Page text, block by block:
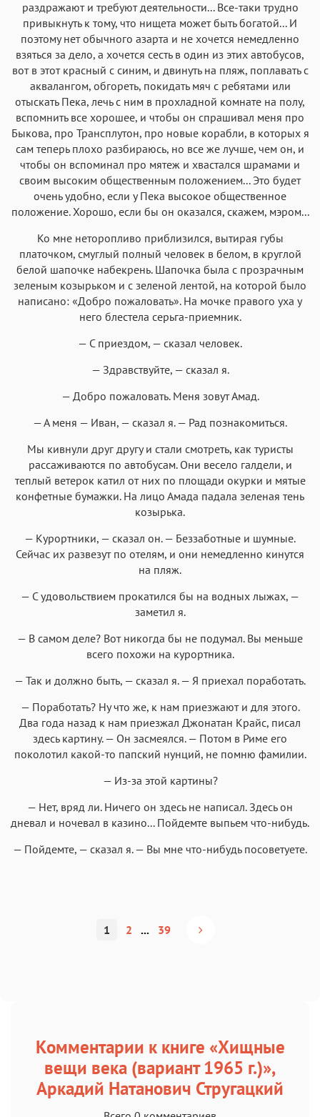
раздражают и требуют деятельности... Все-таки трудно
привыкнуть к тому, что нищета может быть богатой... И
поэтому нет обычного азарта и не хочется немедленно
взяться за дело, а хочется сесть в один из этих автобусов,
вот в этот красный с синим, и двинуть на пляж, поплавать с
аквалангом, обгореть, покидать мяч с ребятами или
отыскать Пека, лечь с ним в прохладной комнате на полу,
вспомнить все хорошее, и чтобы он спрашивал меня про
Быкова, про Трансплутон, про новые корабли, в которых я
сам теперь плохо разбираюсь, но все же лучше, чем он, и
чтобы он вспоминал про мятеж и хвастался шрамами и
своим высоким общественным положением... Это будет
очень удобно, если у Пека высокое общественное
положение. Хорошо, если бы он оказался, скажем, мэром...
Ко мне неторопливо приблизился, вытирая губы
платочком, смуглый полный человек в белом, в круглой
белой шапочке набекрень. Шапочка была с прозрачным
зеленым козырьком и с зеленой лентой, на которой было
написано: «Добро пожаловать». На мочке правого уха у
него блестела серьга-приемник.
— С приездом, — сказал человек.
— Здравствуйте, — сказал я.
— Добро пожаловать. Меня зовут Амад.
— А меня — Иван, — сказал я. — Рад познакомиться.
Мы кивнули друг другу и стали смотреть, как туристы
рассаживаются по автобусам. Они весело галдели, и
теплый ветерок катил от них по площади окурки и мятые
конфетные бумажки. На лицо Амада падала зеленая тень
козырька.
— Курортники, — сказал он. — Беззаботные и шумные.
Сейчас их развезут по отелям, и они немедленно кинутся
на пляж.
— С удовольствием прокатился бы на водных лыжах, —
заметил я.
— В самом деле? Вот никогда бы не подумал. Вы меньше
всего похожи на курортника.
— Так и должно быть, — сказал я. — Я приехал поработать.
— Поработать? Ну что же, к нам приезжают и для этого.
Два года назад к нам приезжал Джонатан Крайс, писал
здесь картину. — Он засмеялся. — Потом в Риме его
поколотил какой-то папский нунций, не помню фамилии.
— Из-за этой картины?
— Нет, вряд ли. Ничего он здесь не написал. Здесь он
дневал и ночевал в казино... Пойдемте выпьем что-нибудь.
— Пойдемте, — сказал я. — Вы мне что-нибудь посоветуете.
1 2 ... 39
Комментарии к книге «Хищные
вещи века (вариант 1965 г.)»,
Аркадий Натанович Стругацкий